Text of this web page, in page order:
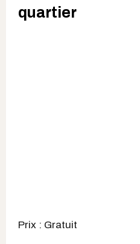
quartier
Prix : Gratuit